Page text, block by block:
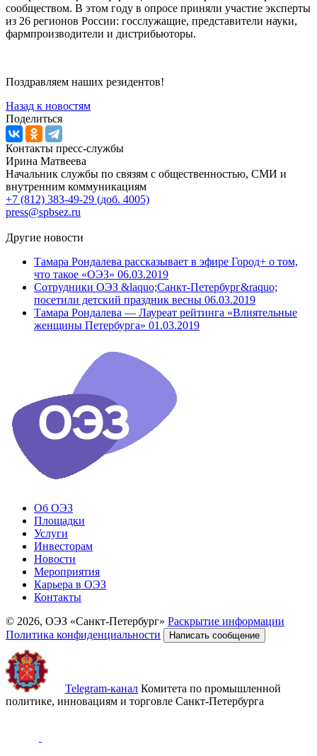
сообществом. В этом году в опросе приняли участие эксперты
из 26 регионов России: госслужащие, представители науки,
фармпроизводители и дистрибьюторы.
Поздравляем наших резидентов!
Назад к новостям
Поделиться
Контакты пресс-службы
Ирина Матвеева
Начальник службы по связям с общественностью, СМИ и
внутренним коммуникациям
+7 (812) 383-49-29 (доб. 4005)
press@spbsez.ru
Другие новости
Тамара Рондалева рассказывает в эфире Город+ о том,
что такое «ОЭЗ» 06.03.2019
Сотрудники ОЭЗ &laquo;Санкт-Петербург&raquo;
посетили детский праздник весны 06.03.2019
Тамара Рондалева — Лауреат рейтинга «Влиятельные
женщины Петербурга» 01.03.2019
Об ОЭЗ
Площадки
Услуги
Инвесторам
Новости
Мероприятия
Карьера в ОЭЗ
Контакты
© 2026, ОЭЗ «Санкт-Петербург» Раскрытие информации
Политика конфиденциальности
Написать сообщение
Telegram-канал Комитета по промышленной
политике, инновациям и торговле Санкт-Петербурга